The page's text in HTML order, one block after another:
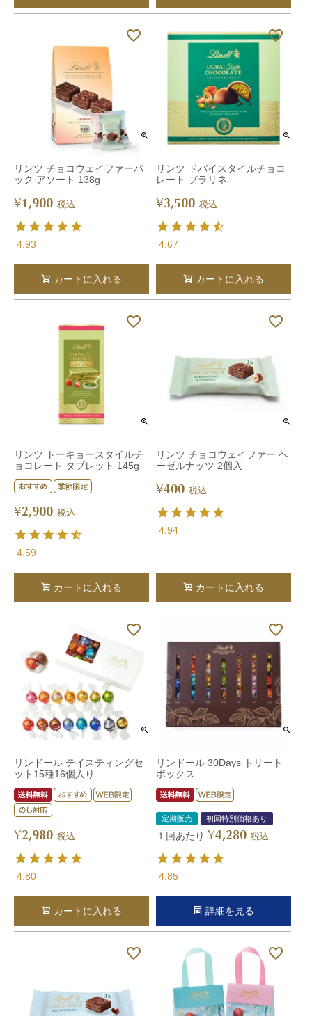
リンツ チョコウェイファーパ
ック アソート 138g
¥1,900 税込
4.93
カートに入れる
リンツ ドバイスタイルチョコ
レート プラリネ
¥3,500 税込
4.67
カートに入れる
リンツ トーキョースタイルチ
ョコレート タブレット 145g
¥2,900 税込
4.59
カートに入れる
リンツ チョコウェイファー ヘ
ーゼルナッツ 2個入
¥400 税込
4.94
カートに入れる
リンドール テイスティングセ
ット15種16個入り
¥2,980 税込
4.80
カートに入れる
リンドール 30Days トリート
ボックス
定期販売 初回特別価格あり
１回あたり ¥4,280 税込
4.85
詳細を見る